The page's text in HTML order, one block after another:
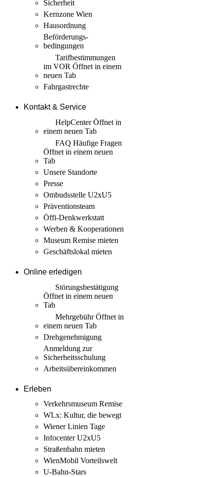
Sicherheit
Kernzone Wien
Hausordnung
Beförderungs­
bedingungen
Tarif­bestimmungen
im VOR Öffnet in einem
neuen Tab
Fahrgastrechte
Kontakt & Service
HelpCenterÖffnet in
einem neuen Tab
FAQ Häufige Fragen
Öffnet in einem neuen
Tab
Unsere Standorte
Presse
Ombudsstelle U2xU5
Präventionsteam
Öffi-Denkwerkstatt
Werben & Kooperationen
Museum Remise mieten
Geschäftslokal mieten
Online erledigen
Störungs­bestätigung
Öffnet in einem neuen
Tab
MehrgebührÖffnet in
einem neuen Tab
Drehgenehmigung
Anmeldung zur
Sicherheits­schulung
Arbeits­übereinkommen
Erleben
Verkehrsmuseum Remise
WLx: Kultur, die bewegt
Wiener Linien Tage
Infocenter U2xU5
Straßenbahn mieten
WienMobil Vorteilswelt
U-Bahn-Stars